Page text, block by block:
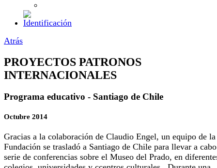
Atrás
PROYECTOS PATRONOS
INTERNACIONALES
Programa educativo - Santiago de Chile
Octubre 2014
Gracias a la colaboración de Claudio Engel, un equipo de la
Fundación se trasladó a Santiago de Chile para llevar a
serie de conferencias sobre el Museo del Prado, en